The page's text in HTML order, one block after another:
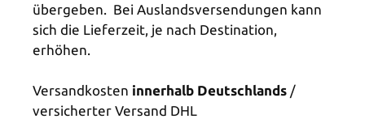
übergeben. Bei Auslandsversendungen kann
sich die Lieferzeit, je nach Destination,
erhöhen.
Versandkosten innerhalb Deutschlands /
versicherter Versand DHL